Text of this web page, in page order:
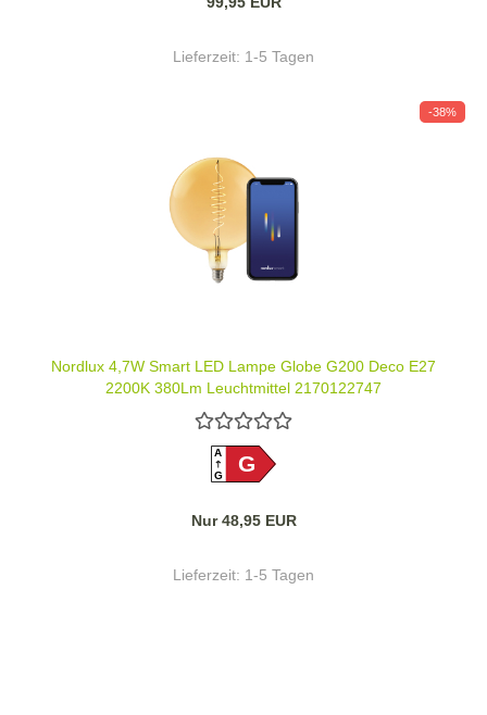
Lieferzeit: 1-5 Tagen
-38%
Nordlux 4,7W Smart LED Lampe Globe G200 Deco E27
2200K 380Lm Leuchtmittel 2170122747
A
GG
Nur 48,95 EUR
Lieferzeit: 1-5 Tagen